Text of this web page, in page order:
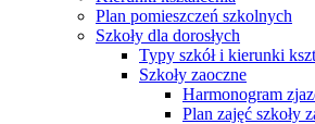
Plan pomieszczeń szkolnych
Szkoły dla dorosłych
Typy szkół i kierunki
Szkoły zaoczne
Harmonogram
Plan zajęć szkoły